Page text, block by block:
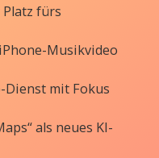
Platz fürs
Musikvideo
Dienst mit Fokus
als neues KI-